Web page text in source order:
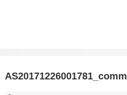
AS20171226001781_comm